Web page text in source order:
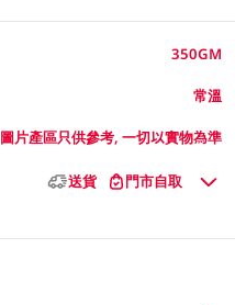
350GM
常溫
圖片產區只供參考, 一切以實物為準
送貨 門市自取